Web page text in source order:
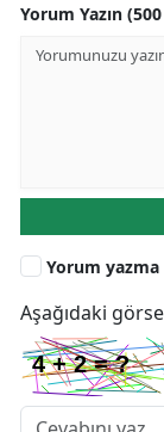
Yorum Yazın
Yorum yazma
Aşağıdaki